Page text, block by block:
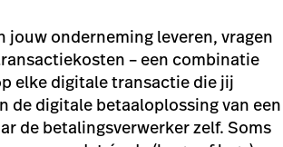
jouw onderneming leveren, vragen
– een combinatie
elke digitale transactie die jij
de digitale betaaloplossing van een
de betalingsverwerker zelf. Soms